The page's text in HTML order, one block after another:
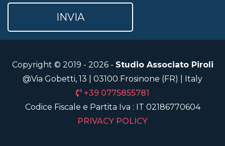
Copyright © 2019 - 2026 - Studio Associato Piroli
@Via Gobetti, 13 | 03100 Frosinone (FR) | Italy
+39 0775855781
Codice Fiscale e Partita Iva : IT 02186770604
PRIVACY POLICY